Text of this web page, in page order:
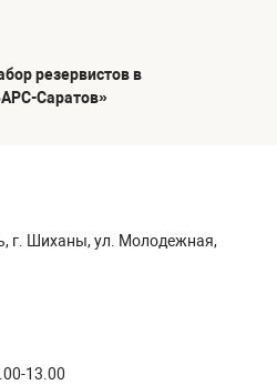
резервистов в
Саратов»
г. Шиханы, ул. Молодежная,
13.00